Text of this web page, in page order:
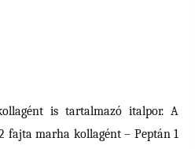
is tartalmazó italpor. A
marha kollagént – Peptán 1